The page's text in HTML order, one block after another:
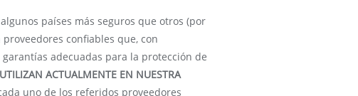
países más seguros que otros (por
confiables que, con
adecuadas para la protección de
ACTUALMENTE EN NUESTRA
uno de los referidos proveedores